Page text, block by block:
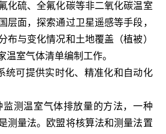
化硫、全氟化碳等非二氧化碳温室
层面，探索通过卫星遥感等手段，
布与变化情况和土地覆盖（植被）
温室气体清单编制工作。
统可提供实时化、精准化和自动化
测温室气体排放量的方法，一种
测量法。欧盟将核算法和测量法置